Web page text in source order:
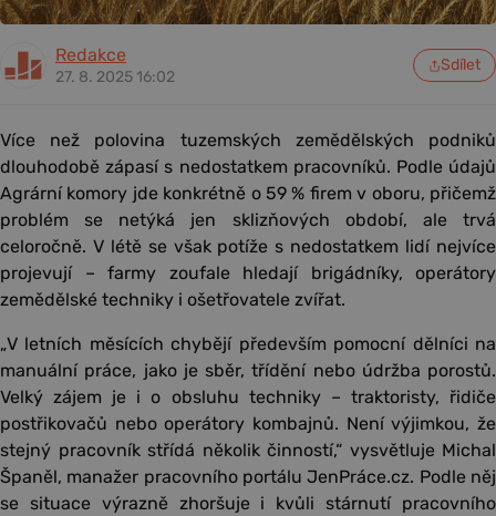
Redakce
27. 8. 2025 16:02
Sdílet
Více než polovina tuzemských zemědělských podniků
dlouhodobě zápasí s nedostatkem pracovníků. Podle údajů
Agrární komory jde konkrétně o 59 % firem v oboru, přičemž
problém se netýká jen sklizňových období, ale trvá
celoročně. V létě se však potíže s nedostatkem lidí nejvíce
projevují – farmy zoufale hledají brigádníky, operátory
zemědělské techniky i ošetřovatele zvířat.
„V letních měsících chybějí především pomocní dělníci na
manuální práce, jako je sběr, třídění nebo údržba porostů.
Velký zájem je i o obsluhu techniky – traktoristy, řidiče
postřikovačů nebo operátory kombajnů. Není výjimkou, že
stejný pracovník střídá několik činností,“ vysvětluje Michal
Španěl, manažer pracovního portálu JenPráce.cz. Podle něj
se situace výrazně zhoršuje i kvůli stárnutí pracovního